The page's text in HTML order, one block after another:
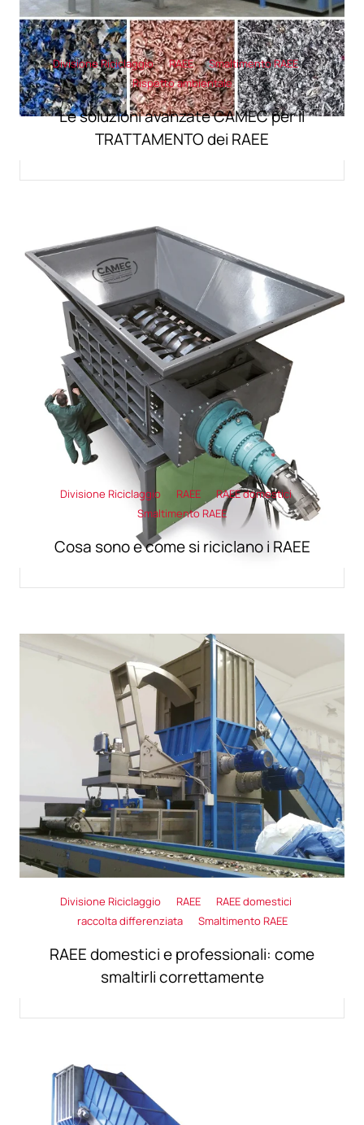
Divisione Riciclaggio RAEE
Smaltimento RAEE
Rispetto ambientale
Le soluzioni avanzate CAMEC per il
TRATTAMENTO dei RAEE
Divisione Riciclaggio RAEE
RAEE domestici
Smaltimento RAEE
Cosa sono e come si riciclano i RAEE
Divisione Riciclaggio RAEE
RAEE domestici
raccolta differenziata
Smaltimento RAEE
RAEE domestici e professionali: come
smaltirli correttamente